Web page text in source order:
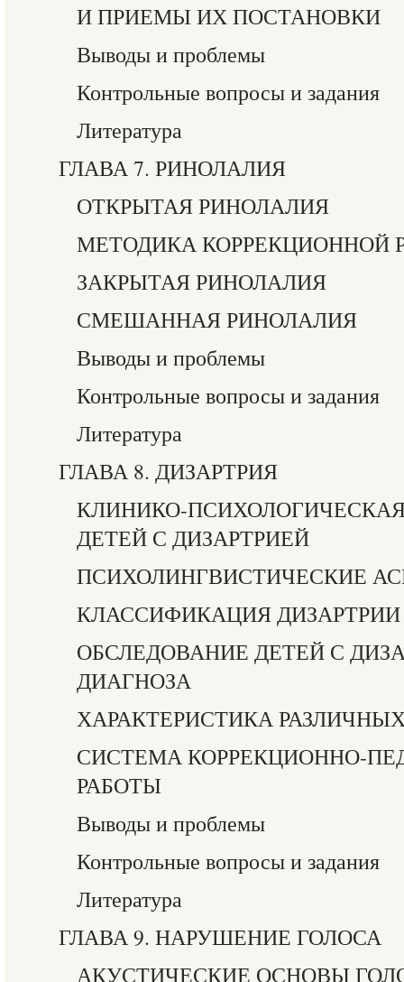
И ПРИЕМЫ ИХ ПОСТАНОВКИ
Выводы и проблемы
Контрольные вопросы и задания
Литература
ГЛАВА 7. РИНОЛАЛИЯ
ОТКРЫТАЯ РИНОЛАЛИЯ
МЕТОДИКА КОРРЕКЦИОННОЙ
ЗАКРЫТАЯ РИНОЛАЛИЯ
СМЕШАННАЯ РИНОЛАЛИЯ
Выводы и проблемы
Контрольные вопросы и задания
Литература
ГЛАВА 8. ДИЗАРТРИЯ
КЛИНИКО-
ДЕТЕЙ С ДИЗАРТРИЕЙ
ПСИХОЛИНГВИСТИЧЕСКИЕ
КЛАССИФИКАЦИЯ ДИЗАРТРИИ
ОБСЛЕДОВАНИЕ ДЕТЕЙ С
ДИАГНОЗА
ХАРАКТЕРИСТИКА
СИСТЕМА КОРРЕКЦИОННО-
РАБОТЫ
Выводы и проблемы
Контрольные вопросы и задания
Литература
ГЛАВА 9. НАРУШЕНИЕ ГОЛОСА
АКУСТИЧЕСКИЕ ОСНОВЫ